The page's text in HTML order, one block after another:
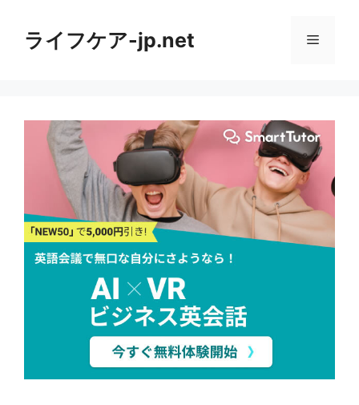
ライフケア-jp.net メ
ュ